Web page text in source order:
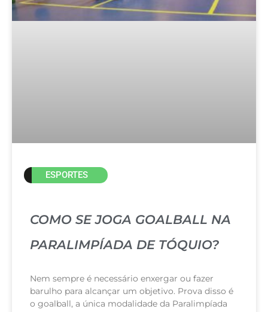
ESPORTES
COMO SE JOGA GOALBALL NA
PARALIMPÍADA DE TÓQUIO?
Nem sempre é necessário enxergar ou fazer
barulho para alcançar um objetivo. Prova disso é
o goalball, a única modalidade da Paralimpíada